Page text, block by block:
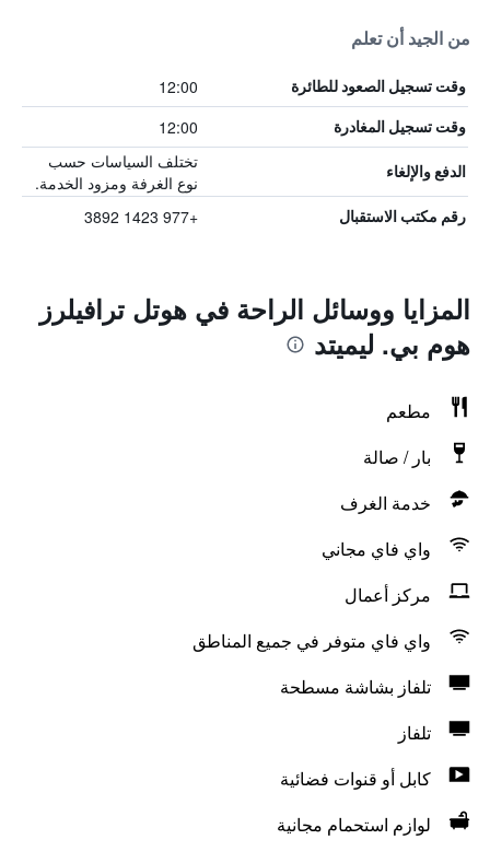
من الجيد أن تعلم
وقت تسجيل الصعود للطائرة 12:00
وقت تسجيل المغادرة 12:00
الدفع والإلغاء
تختلف السياسات حسب
نوع الغرفة ومزود الخدمة.
رقم مكتب الاستقبال +977 1423 3892
المزايا ووسائل الراحة في هوتل ترافيلرز
هوم بي. ليميتد
مطعم
بار / صالة
خدمة الغرف
واي فاي مجاني
مركز أعمال
واي فاي متوفر في جميع المناطق
تلفاز بشاشة مسطحة
تلفاز
كابل أو قنوات فضائية
لوازم استحمام مجانية